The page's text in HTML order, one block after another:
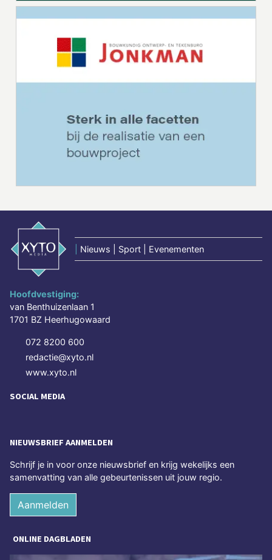
Nieuws | Sport | Evenementen
Hoofdvestiging:
van Benthuizenlaan 1
1701 BZ Heerhugowaard
072 8200 600
redactie@xyto.nl
www.xyto.nl
SOCIAL MEDIA
NIEUWSBRIEF AANMELDEN
Schrijf je in voor onze nieuwsbrief en krijg wekelijks een
samenvatting van alle gebeurtenissen uit jouw regio.
Aanmelden
ONLINE DAGBLADEN